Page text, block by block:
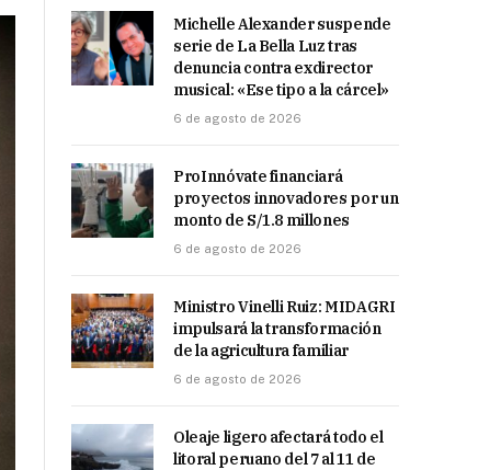
Michelle Alexander suspende
serie de La Bella Luz tras
denuncia contra exdirector
musical: «Ese tipo a la cárcel»
6 de agosto de 2026
ProInnóvate financiará
proyectos innovadores por un
monto de S/1.8 millones
6 de agosto de 2026
Ministro Vinelli Ruiz: MIDAGRI
impulsará la transformación
de la agricultura familiar
6 de agosto de 2026
Oleaje ligero afectará todo el
litoral peruano del 7 al 11 de